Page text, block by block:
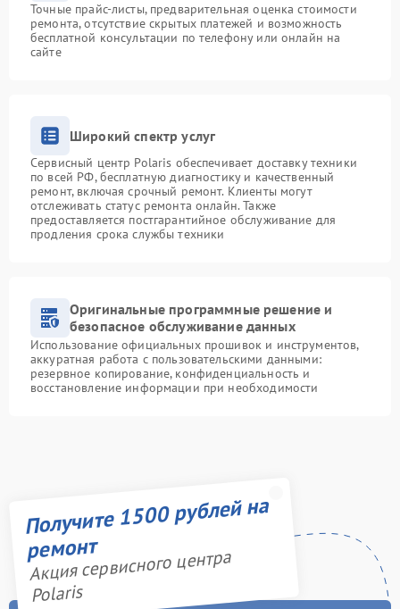
Точные прайс-листы, предварительная оценка стоимости
ремонта, отсутствие скрытых платежей и возможность
бесплатной консультации по телефону или онлайн на
сайте
Широкий спектр услуг
Сервисный центр Polaris обеспечивает доставку техники
по всей РФ, бесплатную диагностику и качественный
ремонт, включая срочный ремонт. Клиенты могут
отслеживать статус ремонта онлайн. Также
предоставляется постгарантийное обслуживание для
продления срока службы техники
Оригинальные программные решение и
безопасное обслуживание данных
Использование официальных прошивок и инструментов,
аккуратная работа с пользовательскими данными:
резервное копирование, конфиденциальность и
восстановление информации при необходимости
Получите 1500 рублей на
ремонт
Акция сервисного центра
Polaris